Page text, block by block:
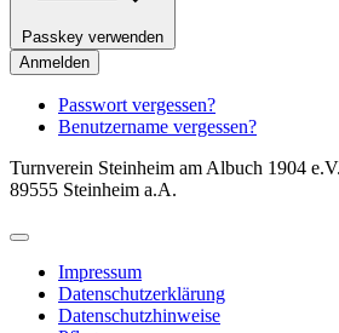
Passkey verwenden
Anmelden
Passwort vergessen?
Benutzername vergessen?
Turnverein Steinheim am Albuch 1904
89555 Steinheim a.A.
Impressum
Datenschutzerklärung
Datenschutzhinweise